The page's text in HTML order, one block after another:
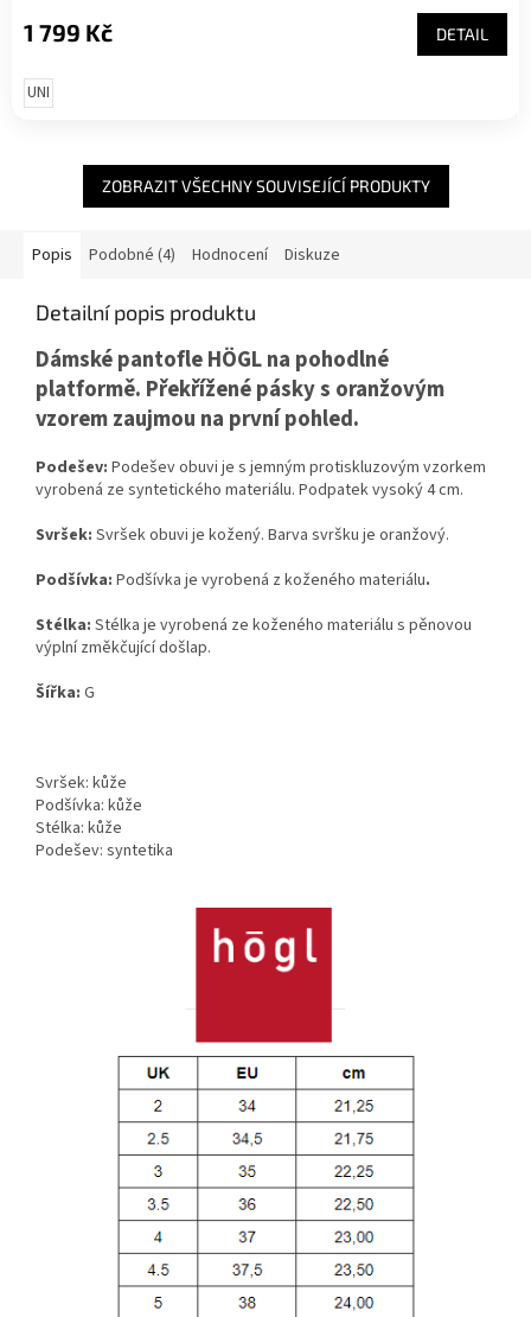
1 799 Kč DETAIL
UNI
ZOBRAZIT VŠECHNY SOUVISEJÍCÍ PRODUKTY
Popis Podobné (4) Hodnocení Diskuze
Detailní popis produktu
Dámské pantofle HÖGL na pohodlné
platformě. Překřížené pásky s oranžovým
vzorem zaujmou na první pohled.
Podešev: Podešev obuvi je s jemným protiskluzovým vzorkem
vyrobená ze syntetického materiálu. Podpatek vysoký 4 cm.
Svršek: Svršek obuvi je kožený. Barva svršku je oranžový.
Podšívka: Podšívka je vyrobená z koženého materiálu.
Stélka: Stélka je vyrobená ze koženého materiálu s pěnovou
výplní změkčující došlap.
Šířka: G
Svršek: kůže
Podšívka: kůže
Stélka: kůže
Podešev: syntetika